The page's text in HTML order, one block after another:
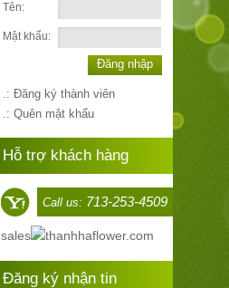
Tên:
Mật khẩu:
Đăng nhập
.: Đăng ký thành viên
.: Quên mật khẩu
Hỗ trợ khách hàng
Call us: 713-253-4509
sales thanhhaflower.com
Đăng ký nhận tin